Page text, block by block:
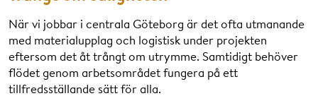
När vi jobbar i centrala Göteborg är det ofta utmanande
med materialupplag och logistisk under projekten
eftersom det åt trångt om utrymme. Samtidigt behöver
flödet genom arbetsområdet fungera på ett
tillfredsställande sätt för alla.